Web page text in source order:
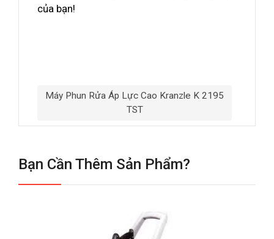
của bạn!
Máy Phun Rửa Áp Lực Cao Kranzle K 2195
TST
Bạn Cần Thêm Sản Phẩm?